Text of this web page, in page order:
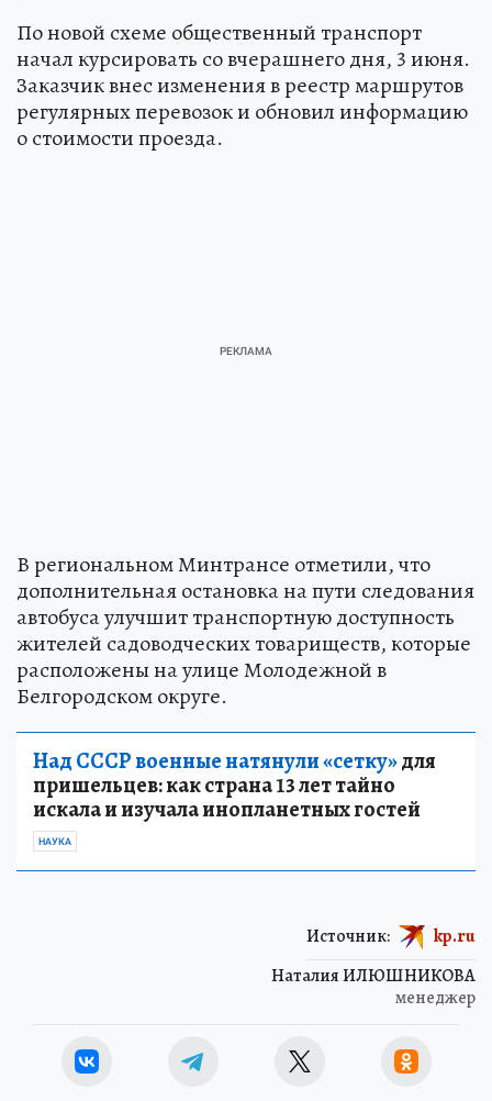
По новой схеме общественный транспорт
начал курсировать со вчерашнего дня, 3 июня.
Заказчик внес изменения в реестр маршрутов
регулярных перевозок и обновил информацию
о стоимости проезда.
В региональном Минтрансе отметили, что
дополнительная остановка на пути следования
автобуса улучшит транспортную доступность
жителей садоводческих товариществ, которые
расположены на улице Молодежной в
Белгородском округе.
Над СССР военные натянули «сетку»для
пришельцев: как страна 13 лет тайно
искала и изучала инопланетных гостей
НАУКА
Наталия ИЛЮШНИКОВА
менеджер
Источник: kp.ru